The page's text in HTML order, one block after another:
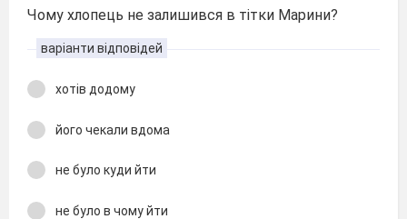
Чому хлопець не залишився в тітки Марини?
варіанти відповідей
хотів додому
його чекали вдома
не було куди йти
не було в чому йти